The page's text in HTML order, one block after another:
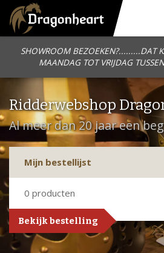
SHOWROOM BEZOEKEN?.........DAT
MAANDAG TOT VRIJDAG
Ridderwebshop
Al meer dan 20 jaar een
Mijn bestellijst
0 producten
Bekijk bestelling